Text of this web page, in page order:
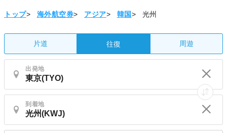
トップ> 海外航空券> アジア> 韓国> 光州
片道 往復 周遊
出発地
到着地